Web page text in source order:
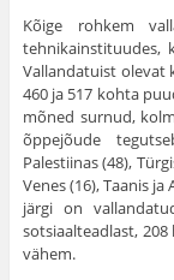
Kõige rohkem
tehnikainstituudes,
Vallandatuist olevat
460 ja 517 kohta
mõned surnud,
õppejõude
Palestiinas (48),
Venes (16), Taanis ja
järgi on
sotsiaalteadlast,
vähem.